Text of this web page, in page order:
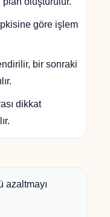
göre işlem
bir sonraki
dikkat
azaltmayı